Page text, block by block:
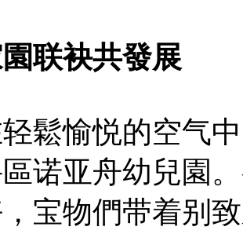
联袂共發展
鬆愉悦的空气
诺亚舟幼兒園
宝物們带着别